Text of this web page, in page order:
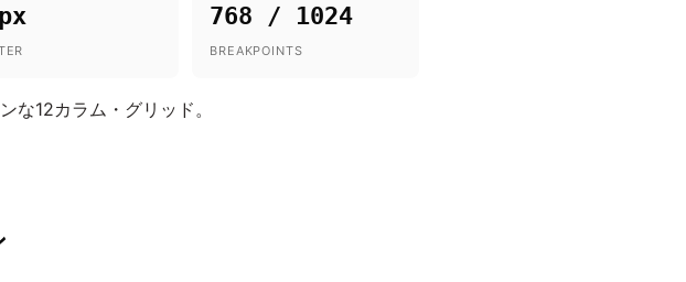
768 / 1024
BREAKPOINTS
な12カラム・グリッド。